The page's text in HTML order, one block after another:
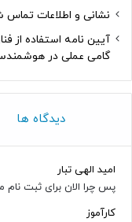
نشانی و اطلاعات
آیین نامه استفاده از
گامی عملی در
دیدگاه ها
امید الهی تبار
پس چرا الان برای ثبت نام
کارآموز